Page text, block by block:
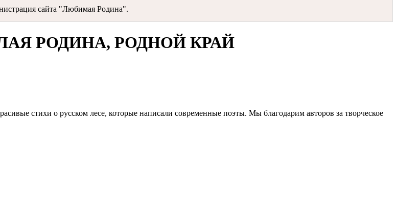
сайта "Любимая Родина".
РОДИНА, РОДНОЙ КРАЙ
стихи о русском лесе, которые написали современные поэты. Мы благодарим авторов за творческое